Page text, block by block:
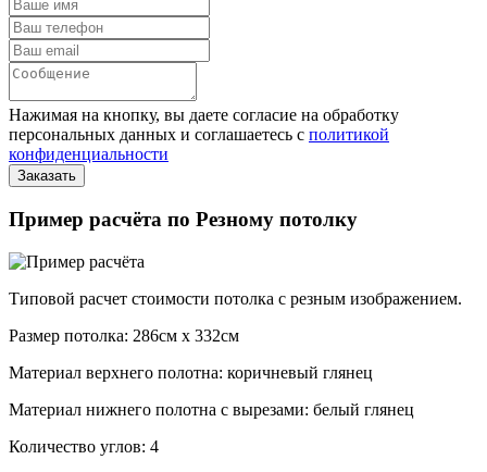
Нажимая на кнопку, вы даете согласие на обработку
персональных данных и соглашаетесь с политикой
конфиденциальности
Пример расчёта по Резному потолку
Типовой расчет стоимости потолка с резным изображением.
Размер потолка: 286см x 332см
Материал верхнего полотна: коричневый глянец
Материал нижнего полотна с вырезами: белый глянец
Количество углов: 4